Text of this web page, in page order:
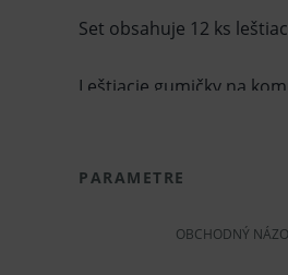
Set obsahuje 12 ks
Leštiacie gumičky na
zelená - leštenie
ružová - vysoký
PARAMETRE
OBCHODNÝ